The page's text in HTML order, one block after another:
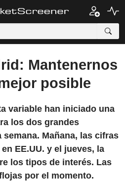
Mantenernos
posible
variable han iniciado una
los dos grandes
Mañana, las cifras
EE.UU. y el jueves, la
los tipos de interés. Las
por el momento.